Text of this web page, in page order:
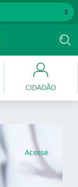
CIDADÃO
Acesse